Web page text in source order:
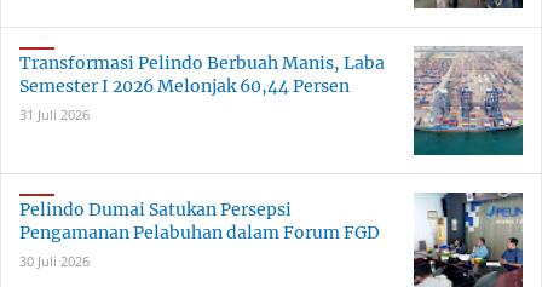
Transformasi Pelindo Berbuah Manis, Laba
Semester I 2026 Melonjak 60,44 Persen
31 Juli 2026
Pelindo Dumai Satukan Persepsi
Pengamanan Pelabuhan dalam Forum FGD
30 Juli 2026